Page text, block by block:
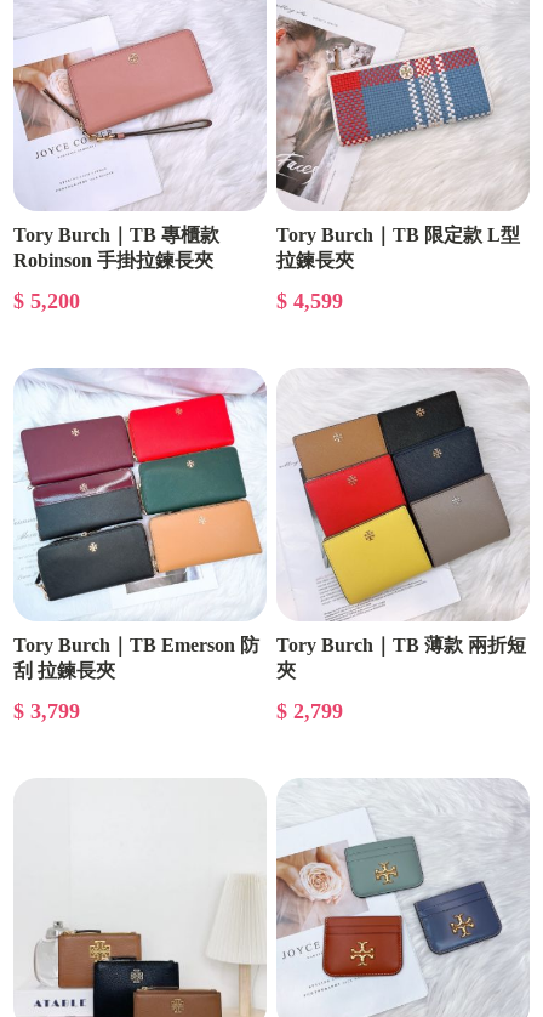
Tory Burch｜TB 專櫃款
Robinson 手掛拉鍊長夾
$ 5,200
Tory Burch｜TB 限定款 L型
拉鍊長夾
$ 4,599
Tory Burch｜TB Emerson 防
刮 拉鍊長夾
$ 3,799
Tory Burch｜TB 薄款 兩折短
夾
$ 2,799